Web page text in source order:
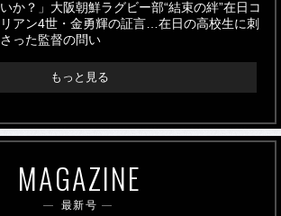
いか？」大阪朝鮮ラグビー部“結束の絆”在日コ
リアン4世・金勇輝の証言…在日の高校生に刺
さった監督の問い
もっと見る
MAGAZINE
最新号